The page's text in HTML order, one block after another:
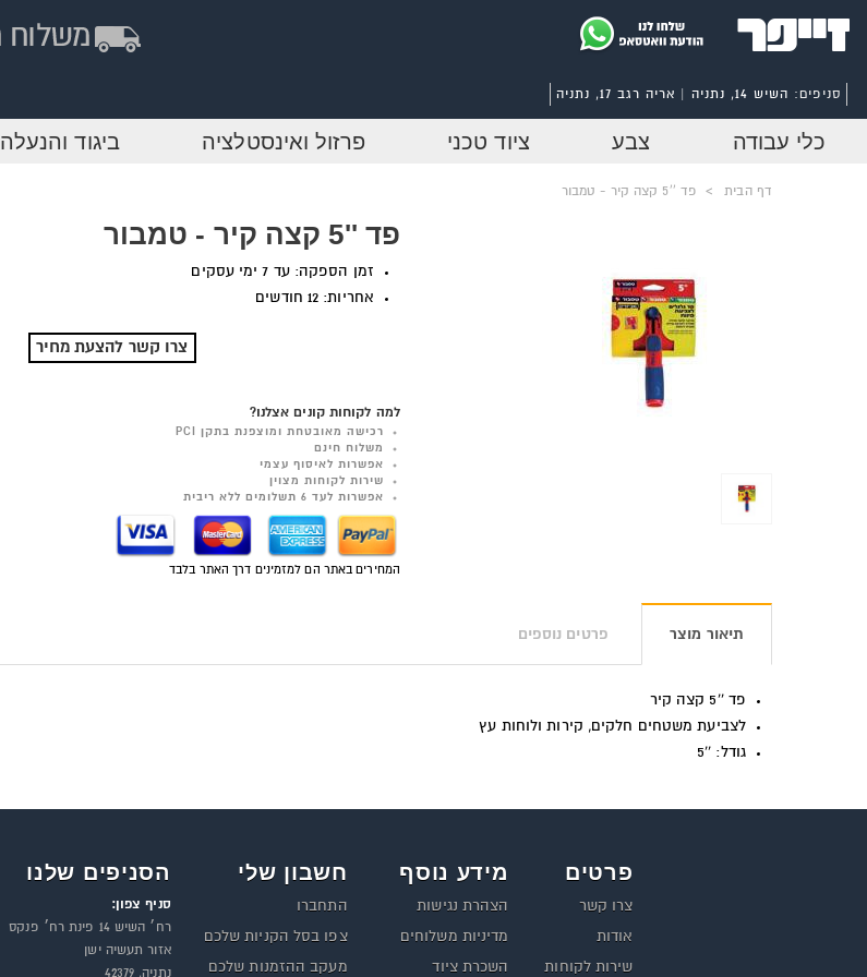
סניפים: השיש 14, נתניה | אריה רגב 17, נתניה
כלי עבודה צבע ציוד טכני פרזול ואינסטלציה ביגוד והנעלה
דף הבית > פד ''5 קצה קיר - טמבור
פד ''5 קצה קיר - טמבור
זמן הספקה: עד 7 ימי עסקים
אחריות: 12 חודשים
צרו קשר להצעת מחיר
למה לקוחות קונים אצלנו?
רכישה מאובטחת ומוצפנת בתקן PCI
משלוח חינם
אפשרות לאיסוף עצמי
שירות לקוחות מצוין
אפשרות לעד 6 תשלומים ללא ריבית
המחירים באתר הם למזמינים דרך האתר בלבד
תיאור מוצר פרטים נוספים
פד ''5 קצה קיר
לצביעת משטחים חלקים, קירות ולוחות עץ
גודל: ''5
פרטים
צרו קשר
אודות
שירות לקוחות
מידע נוסף
הצהרת נגישות
מדיניות משלוחים
השכרת ציוד
חשבון שלי
התחברו
צפו בסל הקניות שלכם
מעקב ההזמנות שלכם
הסניפים שלנו
סניף צפון:
רח׳ השיש 14 פינת רח׳ פנקס
אזור תעשיה ישן
נתניה, 42379